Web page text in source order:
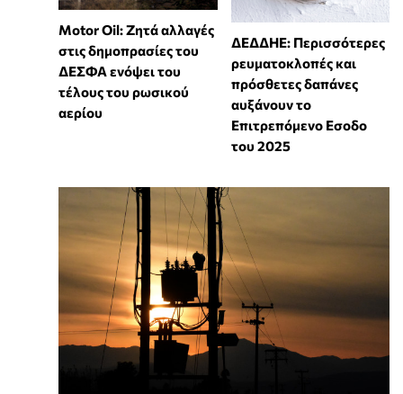
Motor Oil: Ζητά αλλαγές
στις δημοπρασίες του
ΔΕΣΦΑ ενόψει του
τέλους του ρωσικού
αερίου
ΔΕΔΔΗΕ: Περισσότερες
ρευματοκλοπές και
πρόσθετες δαπάνες
αυξάνουν το
Επιτρεπόμενο Εσοδο
του 2025